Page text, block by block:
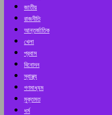
জাতীয়
রাজনীতি
আন্তর্জাতিক
খেলা
প্রবাস
বিনোদন
স্বাস্থ্য
গণমাধ্যম
মুক্তমত
ধর্ম